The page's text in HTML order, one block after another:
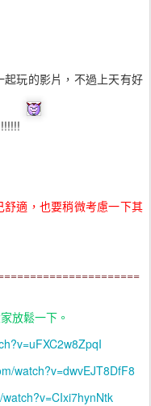
玩的影片，不過上天有好
適，也要稍微考慮一下其
放鬆一下。
watch?v=dwvEJT8DfF8